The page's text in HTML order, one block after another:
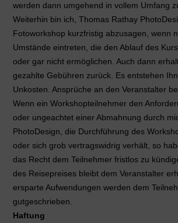
werden dann umgehend in vollem Umfang
Weiterhin bin ich, Thomas Rathay
Fotoworkshop kurzfristig abzusagen, wenn
Umstände eintreten, die den Ablauf des
oder gar nicht ermöglichen. Auch dann
gezahlte Gebühren zurück. Es entstehen
Unkosten. Ansprüche an den Veranstalter
Wenn ein Workshopteilnehmer den
oder ungeachtet einer Abmahnung durch
PhotoDesign, die Durchführung des
oder sich grob vertragswidrig verhält, so
das Recht dem Teilnehmer fristlos zu
des Reisepreises bleibt dem Veranstalter
ersparte Aufwendungen werden dem
gutgeschrieben.
Haftung